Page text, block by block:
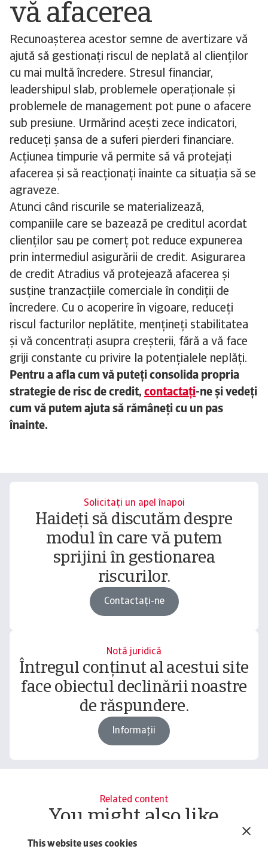
This website uses cookies
vă afacerea
Recunoașterea acestor semne de avertizare vă
ajută să gestionați riscul de neplată al clienților
cu mai multă încredere. Stresul financiar,
leadershipul slab, problemele operaționale și
problemele de management pot pune o afacere
sub presiune. Urmărind acești zece indicatori,
reduceți șansa de a suferi pierderi financiare.
Acțiunea timpurie vă permite să vă protejați
afacerea și să reacționați înainte ca situația să se
agraveze.
Atunci când riscurile se materializează,
companiile care se bazează pe creditul acordat
clienților sau pe comerț pot reduce expunerea
prin intermediul asigurării de credit. Asigurarea
de credit Atradius vă protejează afacerea și
susține tranzacțiile comerciale în condiții de
încredere. Cu o acoperire în vigoare, reduceți
riscul facturilor neplătite, mențineți stabilitatea
și vă concentrați asupra creșterii, fără a vă face
griji constante cu privire la potențialele neplăți.
Pentru a afla cum vă puteți consolida propria
strategie de risc de credit, contactați-ne și vedeți
cum vă putem ajuta să rămâneți cu un pas
înainte.
Solicitați un apel înapoi
Haideți să discutăm despre
modul în care vă putem
sprijini în gestionarea
riscurilor.
Contactați-ne
Notă juridică
Întregul conținut al acestui site
face obiectul declinării noastre
de răspundere.
Informații
Related content
You might also like
Buyer credit risk assessment: the